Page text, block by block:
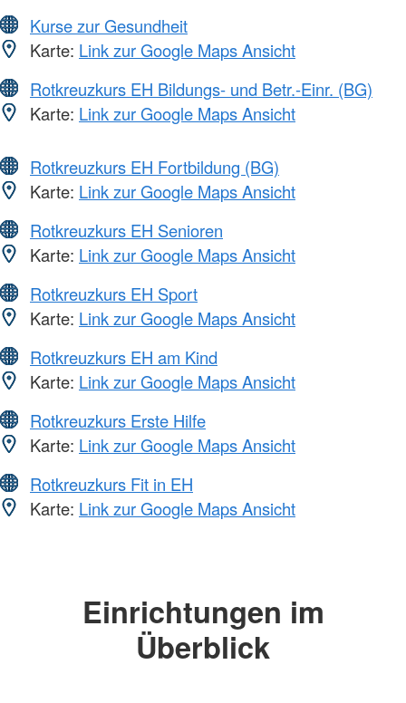
Kurse zur Gesundheit
Karte: Link zur Google Maps Ansicht
Rotkreuzkurs EH Bildungs- und Betr.-Einr. (BG)
Karte: Link zur Google Maps Ansicht
Rotkreuzkurs EH Fortbildung (BG)
Karte: Link zur Google Maps Ansicht
Rotkreuzkurs EH Senioren
Karte: Link zur Google Maps Ansicht
Rotkreuzkurs EH Sport
Karte: Link zur Google Maps Ansicht
Rotkreuzkurs EH am Kind
Karte: Link zur Google Maps Ansicht
Rotkreuzkurs Erste Hilfe
Karte: Link zur Google Maps Ansicht
Rotkreuzkurs Fit in EH
Karte: Link zur Google Maps Ansicht
Einrichtungen im
Überblick